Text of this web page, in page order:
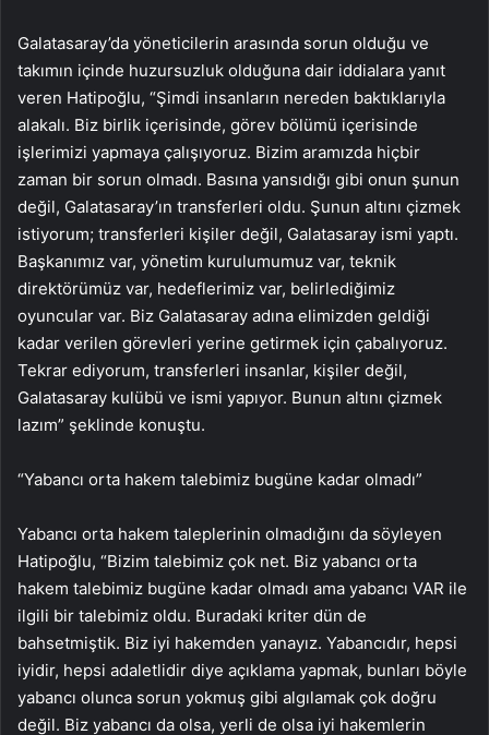
Galatasaray’da yöneticilerin arasında sorun olduğu ve
takımın içinde huzursuzluk olduğuna dair iddialara yanıt
veren Hatipoğlu, “Şimdi insanların nereden baktıklarıyla
alakalı. Biz birlik içerisinde, görev bölümü içerisinde
işlerimizi yapmaya çalışıyoruz. Bizim aramızda hiçbir
zaman bir sorun olmadı. Basına yansıdığı gibi onun şunun
değil, Galatasaray’ın transferleri oldu. Şunun altını çizmek
istiyorum; transferleri kişiler değil, Galatasaray ismi yaptı.
Başkanımız var, yönetim kurulumumuz var, teknik
direktörümüz var, hedeflerimiz var, belirlediğimiz
oyuncular var. Biz Galatasaray adına elimizden geldiği
kadar verilen görevleri yerine getirmek için çabalıyoruz.
Tekrar ediyorum, transferleri insanlar, kişiler değil,
Galatasaray kulübü ve ismi yapıyor. Bunun altını çizmek
lazım” şeklinde konuştu.
“Yabancı orta hakem talebimiz bugüne kadar olmadı”
Yabancı orta hakem taleplerinin olmadığını da söyleyen
Hatipoğlu, “Bizim talebimiz çok net. Biz yabancı orta
hakem talebimiz bugüne kadar olmadı ama yabancı VAR ile
ilgili bir talebimiz oldu. Buradaki kriter dün de
bahsetmiştik. Biz iyi hakemden yanayız. Yabancıdır, hepsi
iyidir, hepsi adaletlidir diye açıklama yapmak, bunları böyle
yabancı olunca sorun yokmuş gibi algılamak çok doğru
değil. Biz yabancı da olsa, yerli de olsa iyi hakemlerin